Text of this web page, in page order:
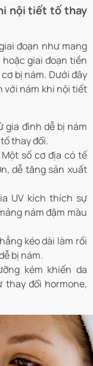
nội tiết tố thay
đoạn như mang
giai đoạn tiền
bị nám. Dưới đây
với nám khi nội tiết
gia đình dễ bị nám
thay đổi.
Một số cơ địa có tế
dễ tăng sản xuất
UV kích thích sự
nám đậm màu
kéo dài làm rối
bị nám.
kém khiến da
thay đổi hormone,